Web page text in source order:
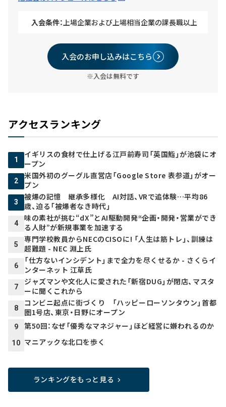
入会条件： 上場企業および上場相当企業の課長職以上
入会のお申し込みはこちら
※入会は無料です
アクセスランキング
1
イギリスの食材で仕上げる江戸前寿司「英国鮨」が池袋にオ
ープン
2
米国外初のグーグル直営店「Google Store 表参道」がオー
プン
3
被爆の記憶 継承多様化 AI対話、VRで追体験…平均86
歳、迫る「被爆者なき時代」
4
味の素社が挑む“dX”とAI駆動開発――“企画・開発・営業ができ
る人財”が新規事業を加速する
5
専門学校教員からNECのCISOに! 「人生は筋トレ」、訓練は
超難題 - NEC 淵上氏
6
「仕方ないインシデント」まで全力を尽くせるか - さくらイ
ンターネット 江草氏
7
ジャズマンや文化人に愛された「新宿DUG」が閉店、マスタ
ーに聞くこれから
8
コンビニ起点に街づくり 「ハッピーローソンタウン」首都
圏1号店、東京・日野にオープン
9 第50回：なぜ「優秀なマネジャー」ほど経営に嫌われるのか
10 マニアックな北口を歩く
ランキングをもっと見る